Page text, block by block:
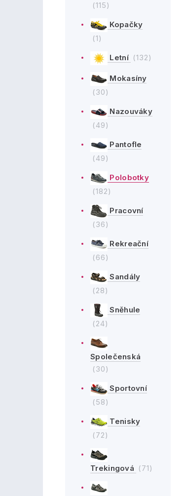
(115)
Kopačky
(1)
Letní (132)
Mokasíny
(30)
Nazouváky
(49)
Pantofle
(49)
Polobotky
(182)
Pracovní
(36)
Rekreační
(66)
Sandály
(28)
Sněhule
(24)
Společenská
(30)
Sportovní
(58)
Tenisky
(72)
Trekingová (71)